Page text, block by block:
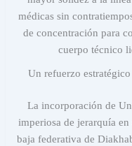
médicas sin
de concentración para
cuerpo técnico
Un refuerzo
La incorporación de
imperiosa de jerarquía
baja federativa de